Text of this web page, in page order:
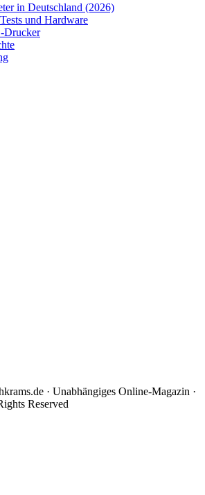
in Deutschland (2026)
und Hardware
Drucker
· Unabhängiges Online-Magazin ·
Reserved